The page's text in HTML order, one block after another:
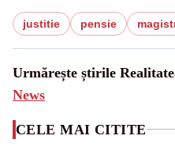
justitie pensie
Urmărește știrile
News
CELE MAI CITITE